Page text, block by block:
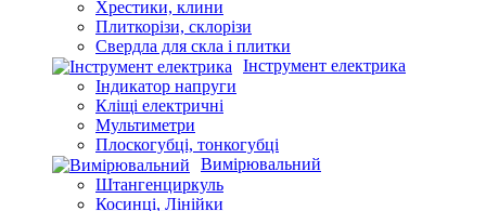
Олівці, маркери
Киянки
Хрестики, клини
Плиткорізи, склорізи
Свердла для скла і плитки
Індикатор напруги
Кліщі електричні
Мультиметри
Плоскогубці, тонкогубці